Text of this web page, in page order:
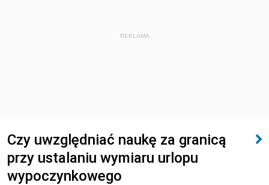
REKLAMA
Czy uwzględniać naukę za granicą
przy ustalaniu wymiaru urlopu
wypoczynkowego